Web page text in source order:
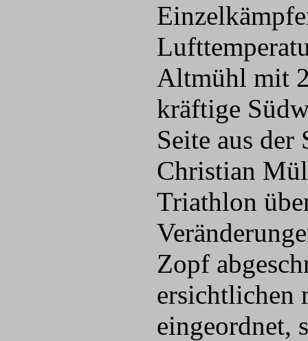
Altmühl mit
kräftige
Seite aus
Christian
Triathlon
Zopf
ersichtlichen
eingeordnet,